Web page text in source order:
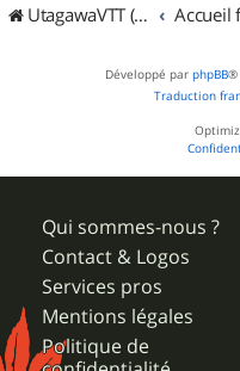
UtagawaVTT (Randos VTT et VTTAE avec traces GPS) Accueil
Développé par phpBB®
Traduction
Qui sommes-nous ?
Contact & Logos
Services pros
Mentions légales
Politique de